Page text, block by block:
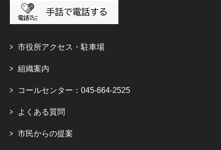
市役所アクセス・駐車場
組織案内
コールセンター：045-664-2525
よくある質問
市民からの提案